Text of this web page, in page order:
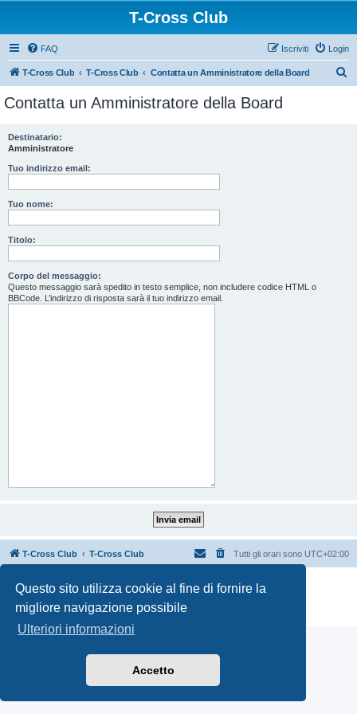
Questo sito utilizza cookie al fine di fornire la
migliore navigazione possibile
Ulteriori informazioni
Accetto
T-Cross Club
FAQ Login
Iscriviti
T-Cross Club T-Cross Club Contatta un Amministratore della Board
Contatta un Amministratore della Board
Destinatario:
Amministratore
Tuo indirizzo email:
Tuo nome:
Titolo:
Corpo del messaggio:
Questo messaggio sarà spedito in testo semplice, non includere codice HTML o
BBCode. L’indirizzo di risposta sarà il tuo indirizzo email.
T-Cross Club T-Cross Club Tutti gli orari sono UTC+02:00
Creato da
® Forum Software © phpBB Limited
Privacy|Condizioni